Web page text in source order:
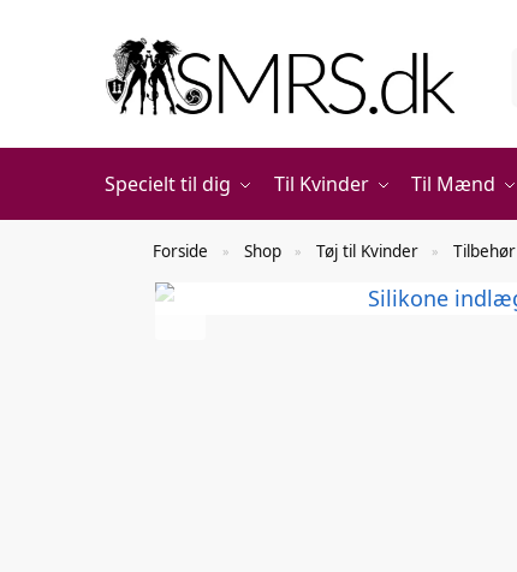
Specielt til dig Til Kvinder Til Mænd
Forside » Shop » Tøj til Kvinder » Tilbehør